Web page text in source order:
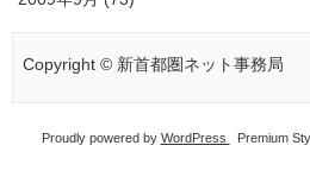
Copyright © 新首都圏ネット事務局
Proudly powered by WordPress Premium